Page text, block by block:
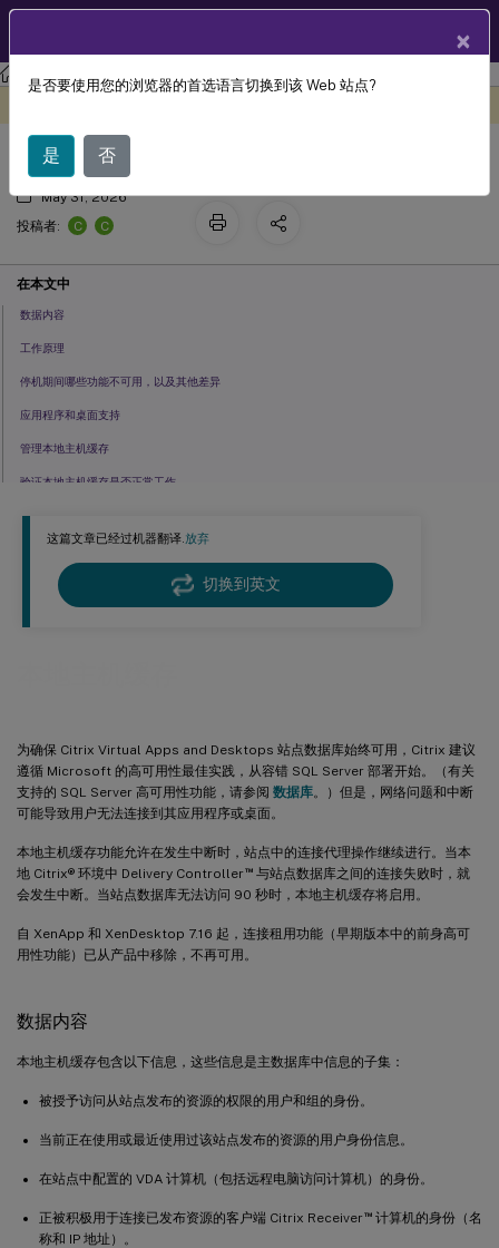
Citrix Virtual Apps and Desktops 7 2203 LTSR
这篇文章已经过机器翻译.放弃
切换到英文
为确保 Citrix Virtual Apps and Desktops 站点数据库始终可用，Citrix 建议
遵循 Microsoft 的高可用性最佳实践，从容错 SQL Server 部署开始。（有关
支持的 SQL Server 高可用性功能，请参阅 数据库。）但是，网络问题和中断
可能导致用户无法连接到其应用程序或桌面。
本地主机缓存功能允许在发生中断时，站点中的连接代理操作继续进行。当本
地 Citrix® 环境中 Delivery Controller™与站点数据库之间的连接失败时，就
会发生中断。当站点数据库无法访问 90 秒时，本地主机缓存将启用。
自 XenApp 和 XenDesktop 7.16 起，连接租用功能（早期版本中的前身高可
用性功能）已从产品中移除，不再可用。
数据内容
本地主机缓存包含以下信息，这些信息是主数据库中信息的子集：
被授予访问从站点发布的资源的权限的用户和组的身份。
当前正在使用或最近使用过该站点发布的资源的用户身份信息。
在站点中配置的 VDA 计算机（包括远程电脑访问计算机）的身份。
正被积极用于连接已发布资源的客户端 Citrix Receiver™计算机的身份（名
称和 IP 地址）。
本地主机缓存
May 31, 2026
投稿者:
C C
在本文中
数据内容
工作原理
停机期间哪些功能不可用，以及其他差异
应用程序和桌面支持
管理本地主机缓存
验证本地主机缓存是否正常工作
事件日志
强制中断
故障排除
×
是否要使用您的浏览器的首选语言切换到该 Web 站点?
是 否